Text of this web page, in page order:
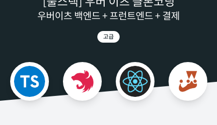
우버이츠 백엔드 + 프런트엔드 + 결제
고급